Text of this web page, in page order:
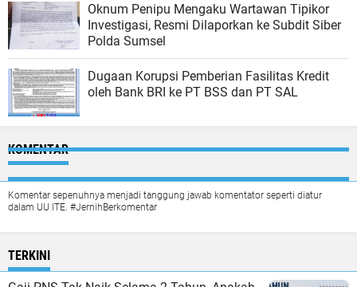
Oknum Penipu Mengaku Wartawan Tipikor
Investigasi, Resmi Dilaporkan ke Subdit Siber
Polda Sumsel
Dugaan Korupsi Pemberian Fasilitas Kredit
oleh Bank BRI ke PT BSS dan PT SAL
KOMENTAR
Komentar sepenuhnya menjadi tanggung jawab komentator seperti diatur
dalam UU ITE. #JernihBerkomentar
TERKINI